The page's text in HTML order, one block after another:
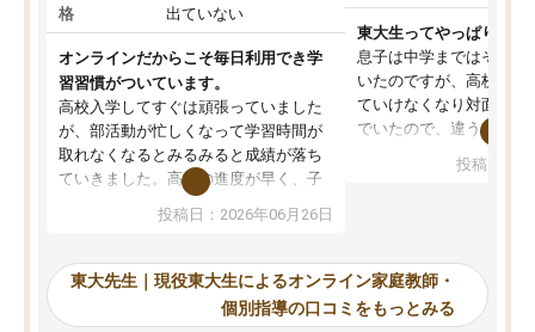
格
出ていない
オンラインだからこそ毎日利用でき学
習習慣がついています。
高校入学してすぐは頑張っていました
が、部活動が忙しくなって学習時間が
取れなくなるとみるみると成績が落ち
ていきました。高校の進度が早く、子
供も家に帰って勉強の話すると嫌な反
応を示します。東大先生にお願いして
れるので、親としても安心です。毎日
使える自習室とかもあり、わからない
ところがあれば先生が回答してくれる
投稿日：2026年06月26日
東大生ってやっぱりすご
息子は中学まではそこそ
いたのですが、高校に入
ていけなくなり対面の塾
でいたので、違うアプロ
で、当初は模試でD判定
自習室が毎日使えていつ
るのが心強かったよう
謝です。
投稿日：
東大先生｜現役東大生によるオンライン家庭教師・
個別指導の口コミをもっとみる